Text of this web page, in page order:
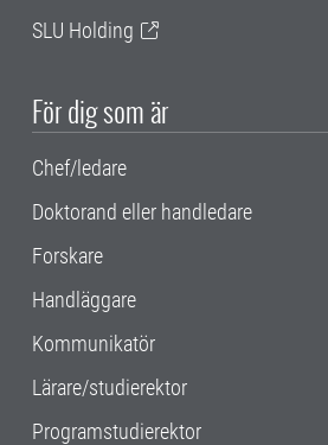
SLU Holding
För dig som är
Chef/ledare
Doktorand eller handledare
Forskare
Handläggare
Kommunikatör
Lärare/studierektor
Programstudierektor